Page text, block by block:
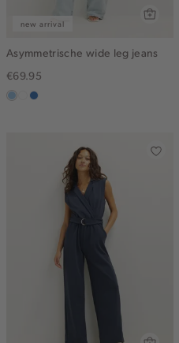
new arrival
Asymmetrische wide leg jeans
€69.95
blauw,
witblauw,